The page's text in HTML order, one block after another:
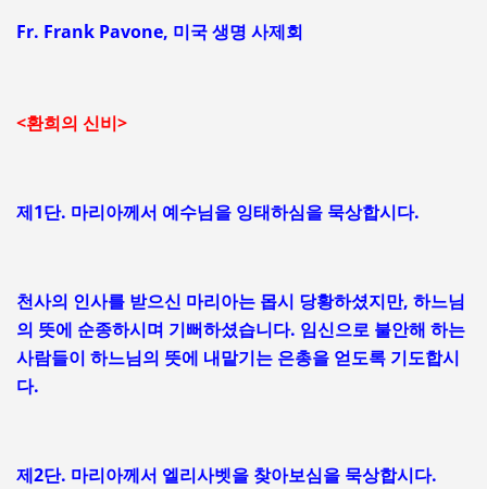
Fr. Frank Pavone, 미국 생명 사제회
<환희의 신비>
제1단. 마리아께서 예수님을 잉태하심을 묵상합시다.
천사의 인사를 받으신 마리아는 몹시 당황하셨지만, 하느님
의 뜻에 순종하시며 기뻐하셨습니다. 임신으로 불안해 하는
사람들이 하느님의 뜻에 내맡기는 은총을 얻도록 기도합시
다.
제2단. 마리아께서 엘리사벳을 찾아보심을 묵상합시다.